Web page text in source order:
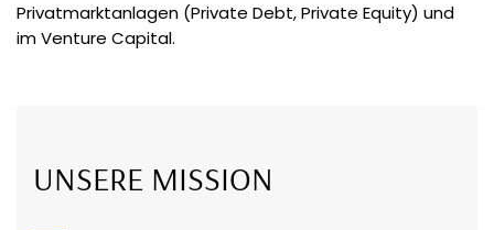
Privatmarktanlagen (Private Debt, Private Equity) und
im Venture Capital.
UNSERE MISSION